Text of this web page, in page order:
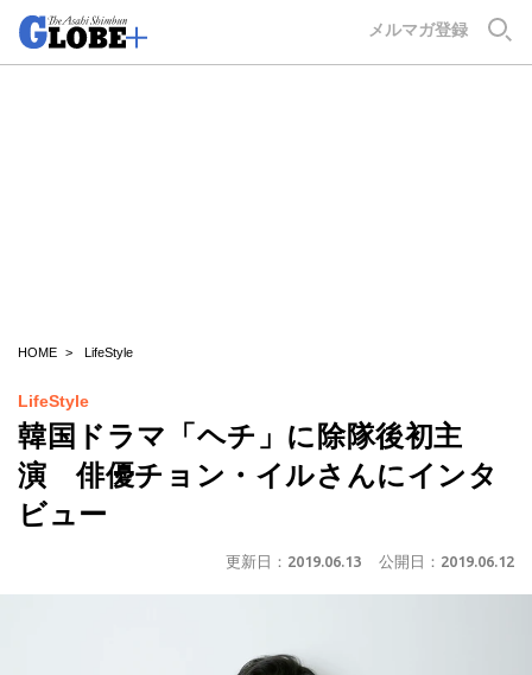
メルマガ登録
HOME LifeStyle
LifeStyle
韓国ドラマ「ヘチ」に除隊後初主
演 俳優チョン・イルさんにインタ
ビュー
更新日： 2019.06.13 公開日： 2019.06.12